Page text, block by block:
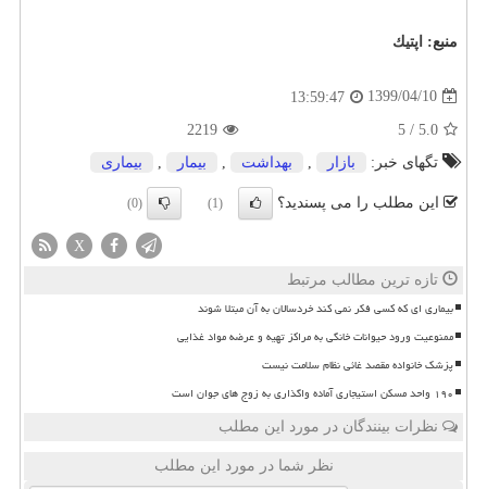
منبع: اپتیك
1399/04/10
13:59:47
5.0
/
5
2219
تگهای خبر:
بازار بهداشت بیمار بیماری
این مطلب را می پسندید؟ (1)
(0)
X
تازه ترین مطالب مرتبط
بیماری ای که کسی فکر نمی کند خردسالان به آن مبتلا شوند
ممنوعیت ورود حیوانات خانگی به مراکز تهیه و عرضه مواد غذایی
پزشک خانواده مقصد غائی نظام سلامت نیست
۱۹۰ واحد مسکن استیجاری آماده واگذاری به زوج های جوان است
نظرات بینندگان در مورد این مطلب
نظر شما در مورد این مطلب